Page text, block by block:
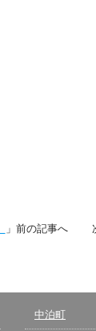
」前の記事へ
中泊町